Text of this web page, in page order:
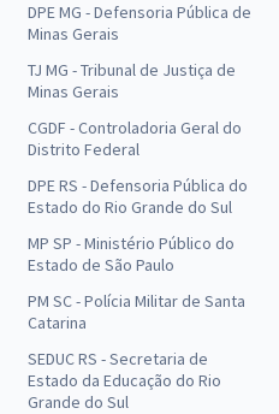
DPE MG - Defensoria Pública de
Minas Gerais
TJ MG - Tribunal de Justiça de
Minas Gerais
CGDF - Controladoria Geral do
Distrito Federal
DPE RS - Defensoria Pública do
Estado do Rio Grande do Sul
MP SP - Ministério Público do
Estado de São Paulo
PM SC - Polícia Militar de Santa
Catarina
SEDUC RS - Secretaria de
Estado da Educação do Rio
Grande do Sul